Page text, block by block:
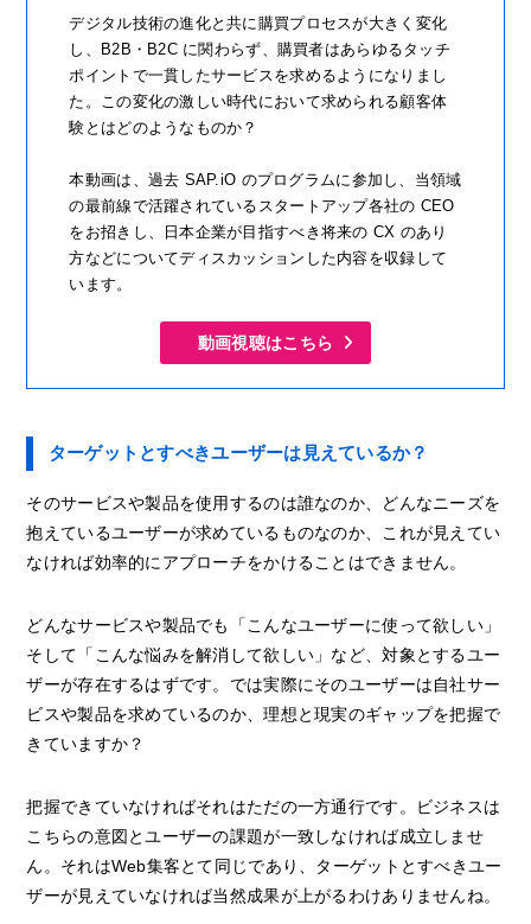
デジタル技術の進化と共に購買プロセスが大きく変化
し、B2B・B2C に関わらず、購買者はあらゆるタッチ
ポイントで一貫したサービスを求めるようになりまし
た。この変化の激しい時代において求められる顧客体
験とはどのようなものか？
本動画は、過去 SAP.iO のプログラムに参加し、当領域
の最前線で活躍されているスタートアップ各社の CEO
をお招きし、日本企業が目指すべき将来の CX のあり
方などについてディスカッションした内容を収録して
います。
動画視聴はこちら
ターゲットとすべきユーザーは見えているか？
そのサービスや製品を使用するのは誰なのか、どんなニーズを
抱えているユーザーが求めているものなのか、これが見えてい
なければ効率的にアプローチをかけることはできません。
どんなサービスや製品でも「こんなユーザーに使って欲しい」
そして「こんな悩みを解消して欲しい」など、対象とするユー
ザーが存在するはずです。では実際にそのユーザーは自社サー
ビスや製品を求めているのか、理想と現実のギャップを把握で
きていますか？
把握できていなければそれはただの一方通行です。ビジネスは
こちらの意図とユーザーの課題が一致しなければ成立しませ
ん。それはWeb集客とて同じであり、ターゲットとすべきユー
ザーが見えていなければ当然成果が上がるわけありませんね。